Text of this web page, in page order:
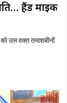
पति… हैंड माइक
उस वक्त तमाशबीनों